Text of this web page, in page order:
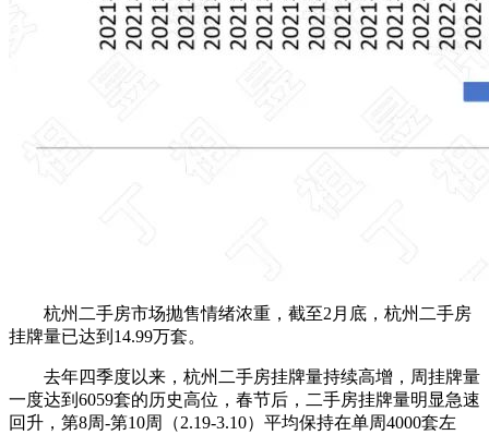
杭州二手房市场抛售情绪浓重，截至2月底，杭州二手房
挂牌量已达到14.99万套。
去年四季度以来，杭州二手房挂牌量持续高增，周挂牌量
一度达到6059套的历史高位，春节后，二手房挂牌量明显急速
回升，第8周-第10周（2.19-3.10）平均保持在单周4000套左